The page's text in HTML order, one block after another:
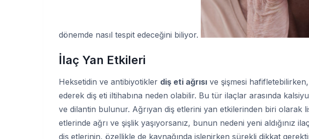
dönemde nasıl tespit edeceğini biliyor.
İlaç Yan Etkileri
Heksetidin ve antibiyotikler diş eti ağrısı ve şişmesi
ederek diş eti iltihabına neden olabilir. Bu tür ilaçlar arasında
ve dilantin bulunur. Ağrıyan diş etlerini yan etkilerinden biri olarak
etlerinde ağrı ve şişlik yaşıyorsanız, bunun nedeni yeni aldığınız
diş etlerinin, özellikle de kaynağında işlenirken sürekli dikkat